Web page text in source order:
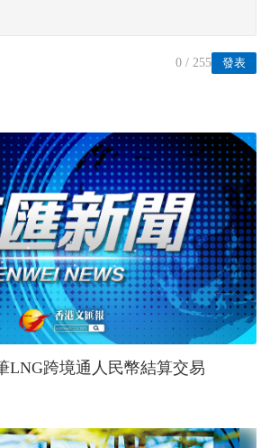
發表
0 / 255
LNG跨境通人民幣結算交易